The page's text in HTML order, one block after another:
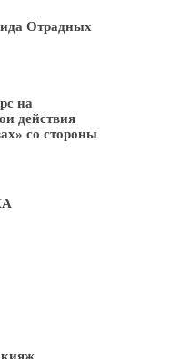
Отрадных
на
действия
со стороны